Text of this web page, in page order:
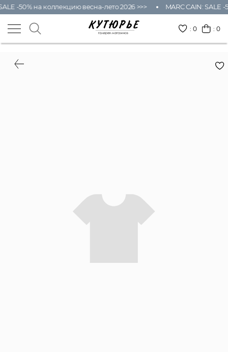
-50% на коллекцию весна-лето 2026 >>> MARC CAIN: SALE
:0 : 0